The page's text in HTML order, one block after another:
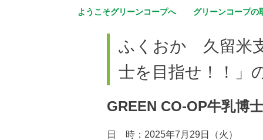
ようこそグリーンコープへ グリーンコープの
ふくおか 久留米
士を目指せ！！」
GREEN CO-OP牛乳博
日 時：2025年7月29日（火）